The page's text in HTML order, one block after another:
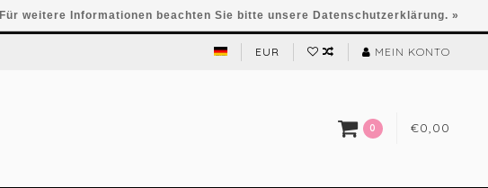
EUR MEIN KONTO
0 €0,00
Für weitere Informationen beachten Sie bitte unsere Datenschutzerklärung. »